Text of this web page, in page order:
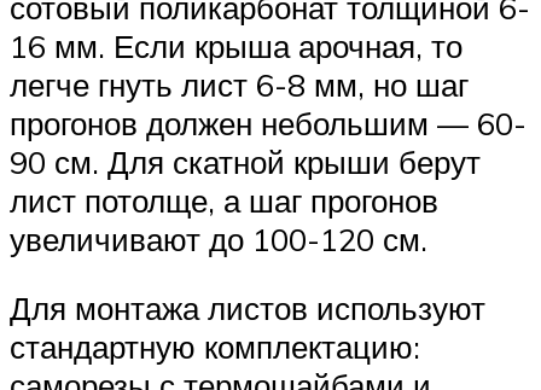
16 мм. Если крыша арочная, то
легче гнуть лист 6-8 мм, но шаг
прогонов должен небольшим — 60-
90 см. Для скатной крыши берут
лист потолще, а шаг прогонов
увеличивают до 100-120 см.
Для монтажа листов используют
стандартную комплектацию: